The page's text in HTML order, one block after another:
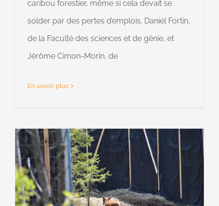
caribou forestier, même si cela devait se
solder par des pertes d’emplois. Daniel Fortin,
de la Faculté des sciences et de génie, et
Jérôme Cimon-Morin, de
En savoir plus